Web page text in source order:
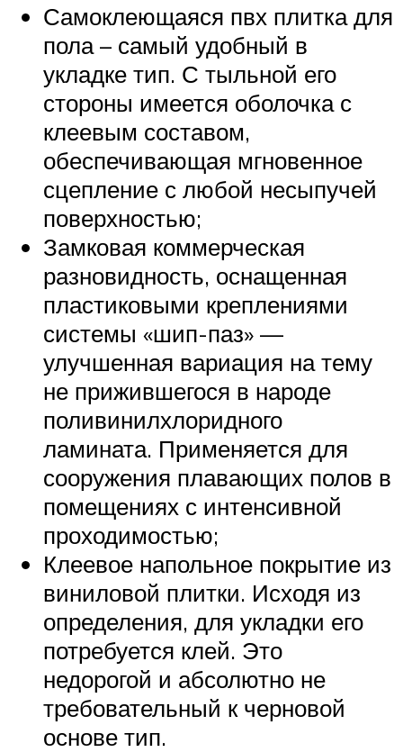
Самоклеющаяся пвх плитка для
пола – самый удобный в
укладке тип. С тыльной его
стороны имеется оболочка с
клеевым составом,
обеспечивающая мгновенное
сцепление с любой несыпучей
поверхностью;
Замковая коммерческая
разновидность, оснащенная
пластиковыми креплениями
системы «шип-паз» —
улучшенная вариация на тему
не прижившегося в народе
поливинилхлоридного
ламината. Применяется для
сооружения плавающих полов в
помещениях с интенсивной
проходимостью;
Клеевое напольное покрытие из
виниловой плитки. Исходя из
определения, для укладки его
потребуется клей. Это
недорогой и абсолютно не
требовательный к черновой
основе тип.